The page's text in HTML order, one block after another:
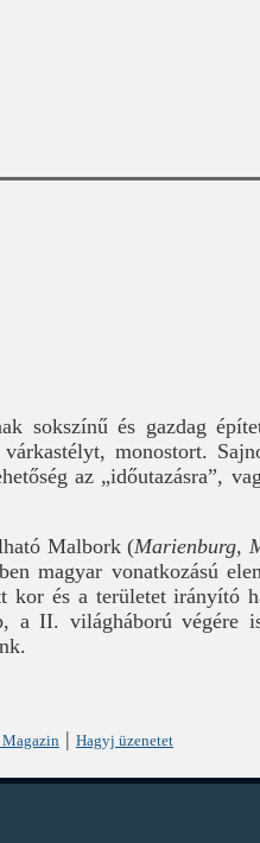
sokszínű és gazdag
monostort.
az „időutazásra”,
Malbork (Marienburg,
magyar vonatkozású
kor és a területet irányító
a II. világháború végére
| Hagyj üzenetet